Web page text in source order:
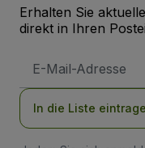
Erhalten Sie
direkt in Ihren
Mail-
In die Liste